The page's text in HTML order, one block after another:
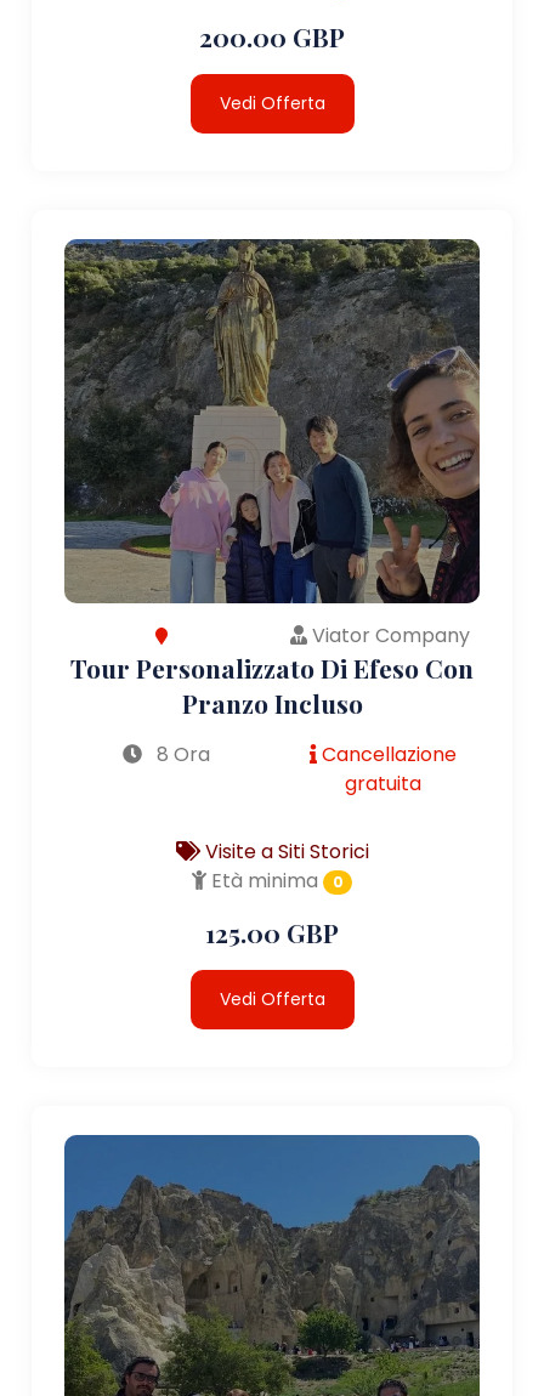
200.00 GBP
Vedi Offerta
Viator Company
Tour Personalizzato Di Efeso Con
Pranzo Incluso
8 Ora
Cancellazione
gratuita
Visite a Siti Storici
Età minima
0
125.00 GBP
Vedi Offerta